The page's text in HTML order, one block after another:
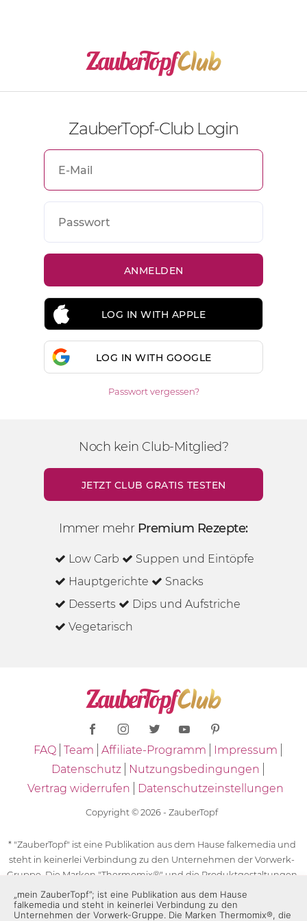
ZauberTopf-Club Login
LOG IN WITH APPLE
LOG IN WITH GOOGLE
Passwort vergessen?
Noch kein Club-Mitglied?
JETZT CLUB GRATIS TESTEN
Immer mehr Premium Rezepte:
Low Carb
Suppen und Eintöpfe
Hauptgerichte
Snacks
Desserts
Dips und Aufstriche
Vegetarisch
FAQ Team Affiliate-Programm
Impressum
Datenschutz
Nutzungsbedingungen
Vertrag widerrufen
Datenschutzeinstellungen
Copyright © 2026 - ZauberTopf
* "ZauberTopf" ist eine Publikation aus dem Hause falkemedia und
steht in keinerlei Verbindung zu den Unternehmen der Vorwerk-
Gruppe. Die Marken "Thermomix®" und die Produktgestaltungen
des "Thermomix®" sind eingetragene Marken der Unternehmen
der Vorwerk-Gruppe. Die Marken Thermomix®, die Zeichen TM5®,
„mein ZauberTopf”; ist eine Publikation aus dem Hause
falkemedia und steht in keinerlei Verbindung zu den
Unternehmen der Vorwerk-Gruppe. Die Marken Thermomix®, die